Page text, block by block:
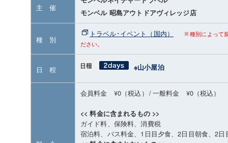
主 催
モンベル 昭島アウトドアヴィレッジ店
種 別
トラベル･イベント（国内）
種別によって
ださい。
日 程 ※山小屋泊
会員料金 ¥0（税込） /一般料金 ¥0（税込）
<< 料金に含まれるもの >>
ガイド料、保険料、消費税
宿泊料、バス料金、1日目夕食、2日目朝食、2